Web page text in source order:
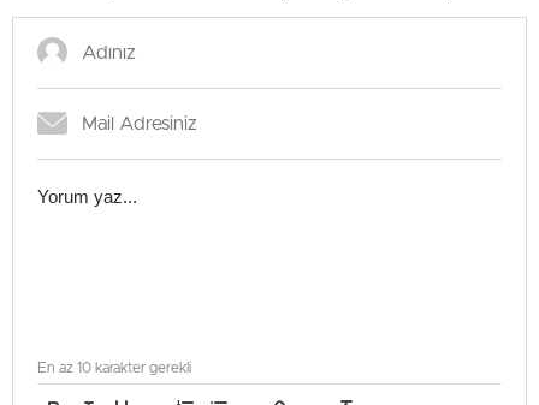
nereden izlenir?
En az 10 karakter gerekli